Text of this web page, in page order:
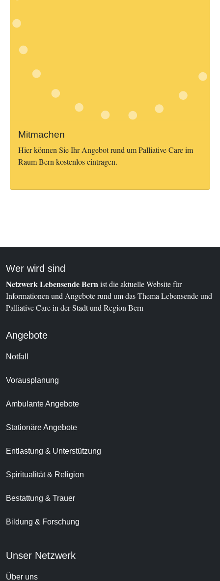
Mitmachen
Hier können Sie Ihr Angebot rund um Palliative Care im
Raum Bern kostenlos eintragen.
Wer wird sind
Netzwerk Lebensende Bernist die aktuelle Website für
Informationen und Angebote rund um das Thema Lebensende und
Palliative Care in der Stadt und Region Bern
Angebote
Notfall
Vorausplanung
Ambulante Angebote
Stationäre Angebote
Entlastung & Unterstützung
Spiritualität & Religion
Bestattung & Trauer
Bildung & Forschung
Unser Netzwerk
Über uns